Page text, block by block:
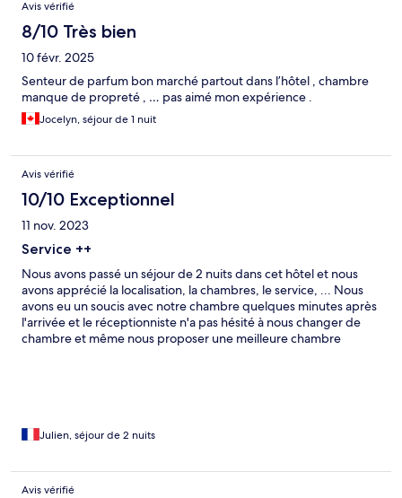
Avis vérifié
8/10 Très bien
10 févr. 2025
Senteur de parfum bon marché partout dans l’hôtel , chambre
manque de propreté , … pas aimé mon expérience .
Jocelyn, séjour de 1 nuit
Avis vérifié
10/10 Exceptionnel
11 nov. 2023
Service ++
Nous avons passé un séjour de 2 nuits dans cet hôtel et nous
avons apprécié la localisation, la chambres, le service, ... Nous
avons eu un soucis avec notre chambre quelques minutes après
l'arrivée et le réceptionniste n'a pas hésité à nous changer de
chambre et même nous proposer une meilleure chambre
Julien, séjour de 2 nuits
Avis vérifié